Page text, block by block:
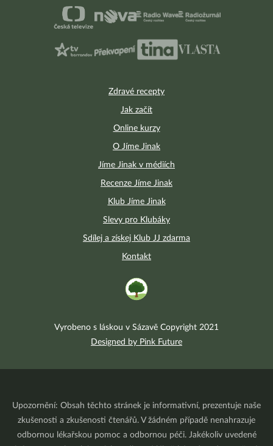
Zdravé recepty
Jak začít
Online kurzy
O Jíme Jinak
Jíme Jinak v médiích
Recenze Jíme Jinak
Klub Jíme Jinak
Slevy pro Klubáky
Sdílej a získej Klub JJ zdarma
Kontakt
Vyrobeno s láskou v Sázavě Copyright 2021
Designed by Pink Future
Upozornění: Obsah těchto stránek je informativní, prezentuje naše
zkušenosti a zkušenosti čtenářů. V žádném případě nenahrazuje
odbornou lékařskou pomoc a odbornou péči. Jakékoliv uvedené